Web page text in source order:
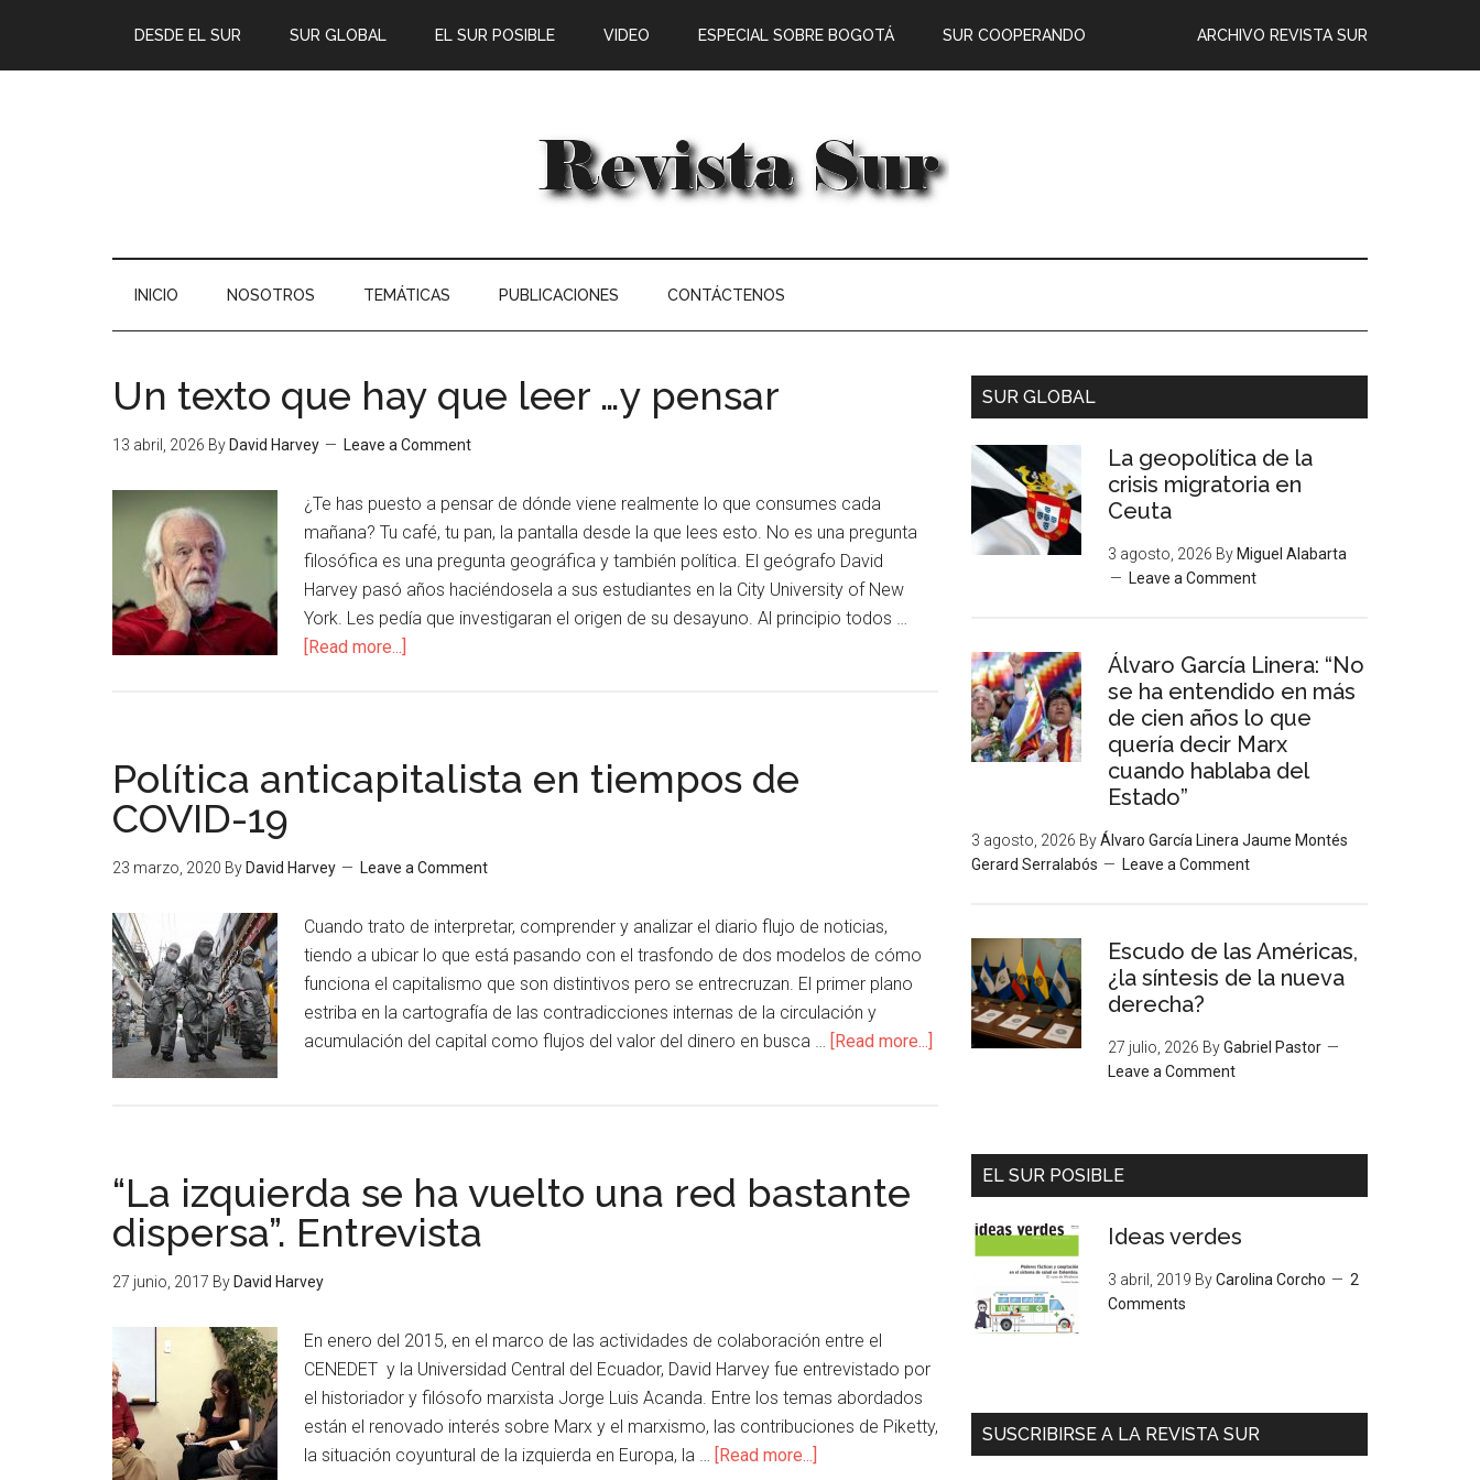
DESDE EL SUR SUR GLOBAL EL SUR POSIBLE ARCHIVO REVISTA SUR
VIDEO ESPECIAL SOBRE BOGOTÁ SUR COOPERANDO
INICIO NOSOTROS TEMÁTICAS PUBLICACIONES CONTÁCTENOS
Un texto que hay que leer …y pensar
13 abril, 2026 By David Harvey Leave a Comment
¿Te has puesto a pensar de dónde viene realmente lo que consumes cada
mañana? Tu café, tu pan, la pantalla desde la que lees esto. No es una pregunta
filosófica es una pregunta geográfica y también política. El geógrafo David
Harvey pasó años haciéndosela a sus estudiantes en la City University of New
York. Les pedía que investigaran el origen de su desayuno. Al principio todos …
[Read more...]
Política anticapitalista en tiempos de
COVID-19
23 marzo, 2020 By David Harvey Leave a Comment
Cuando trato de interpretar, comprender y analizar el diario flujo de noticias,
tiendo a ubicar lo que está pasando con el trasfondo de dos modelos de cómo
funciona el capitalismo que son distintivos pero se entrecruzan. El primer plano
estriba en la cartografía de las contradicciones internas de la circulación y
acumulación del capital como flujos del valor del dinero en busca … [Read more...]
“La izquierda se ha vuelto una red bastante
dispersa”. Entrevista
27 junio, 2017 By David Harvey
En enero del 2015, en el marco de las actividades de colaboración entre el
CENEDET y la Universidad Central del Ecuador, David Harvey fue entrevistado por
el historiador y filósofo marxista Jorge Luis Acanda. Entre los temas abordados
están el renovado interés sobre Marx y el marxismo, las contribuciones de Piketty,
la situación coyuntural de la izquierda en Europa, la … [Read more...]
SUR GLOBAL
La geopolítica de la
crisis migratoria en
Ceuta
3 agosto, 2026 By Miguel Alabarta
Leave a Comment
Álvaro García Linera: “No
se ha entendido en más
de cien años lo que
quería decir Marx
cuando hablaba del
Estado”
3 agosto, 2026 ByÁlvaro García Linera Jaume Montés
Gerard Serralabós
Leave a Comment
Escudo de las Américas,
¿la síntesis de la nueva
derecha?
27 julio, 2026 ByGabriel Pastor
Leave a Comment
EL SUR POSIBLE
Ideas verdes
3 abril, 2019 ByCarolina Corcho
2
Comments
SUSCRIBIRSE A LA REVISTA SUR